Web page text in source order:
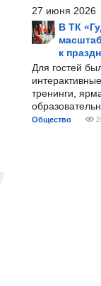
27 июня 2026
В ТК
к
Для гостей
тренинги,
Общество